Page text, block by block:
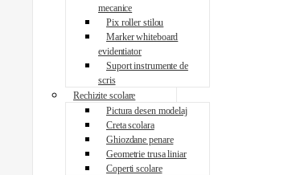
mecanice
Pix roller stilou
Marker whiteboard
evidentiator
Suport instrumente de
scris
Rechizite scolare
Pictura desen modelaj
Creta scolara
Ghiozdane penare
Geometrie trusa liniar
Coperti scolare